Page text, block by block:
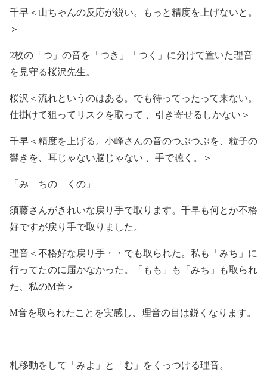
千早＜山ちゃんの反応が鋭い。もっと精度を上げないと。
＞
2枚の「つ」の音を「つき」「つく」に分けて置いた理音
を見守る桜沢先生。
桜沢＜流れというのはある。でも待ってったって来ない。
仕掛けて狙ってリスクを取って 、引き寄せるしかない＞
千早＜精度を上げる。小峰さんの音のつぶつぶを、粒子の
響きを、耳じゃない脳じゃない 、手で聴く。＞
「み ちの くの」
須藤さんがきれいな戻り手で取ります。千早も何とか不格
好ですが戻り手で取りました。
理音＜不格好な戻り手・・でも取られた。私も「みち」に
行ってたのに届かなかった。「もも」も「みち」も取られ
た、私のM音＞
M音を取られたことを実感し、理音の目は鋭くなります。
札移動をして「みよ」と「む」をくっつける理音。